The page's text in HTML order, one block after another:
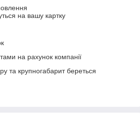
на вашу картку
на рахунок компанії
та крупногабарит береться